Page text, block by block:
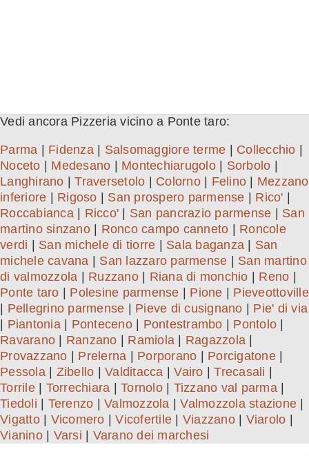
Vedi ancora Pizzeria vicino a Ponte taro:
Parma Fidenza| Salsomaggiore terme Collecchio
Noceto
Medesano Montechiarugolo| Sorbolo
Langhirano |Traversetolo Colorno| Felino
Mezzano
inferiore
Rigoso San prospero parmense Rico'
Roccabianca| Ricco' San pancrazio parmense
San
martino sinzano| Ronco campo canneto
Roncole
verdi
San michele di tiorre Sala baganza
San
michele cavana
San lazzaro parmense
San martino
di valmozzola
Ruzzano| Riana di monchio Reno
Ponte taro
Polesine parmense Pione
Pieveottoville
Pellegrino parmense Pieve di cusignano
Pie' di via
Piantonia| Ponteceno| Pontestrambo Pontolo
Ravarano
Ranzano Ramiola Ragazzola
Provazzano
Prelerna Porporano Porcigatone|
Pessola| Zibello Valditacca |Vairo |Trecasali
Torrile| Torrechiara Tornolo| Tizzano val parma|
Tiedoli
Terenzo Valmozzola |Valmozzola stazione
Vigatto| Vicomero |Vicofertile Viazzano| Viarolo
Vianino| Varsi Varano dei marchesi